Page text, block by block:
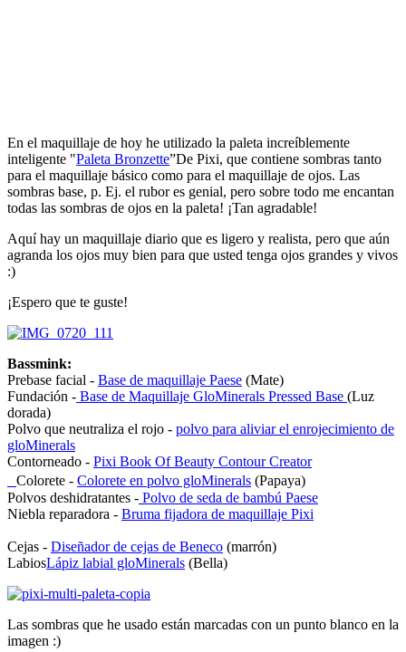
En el maquillaje de hoy he utilizado la paleta increíblemente
inteligente "Paleta Bronzette”De Pixi, que contiene sombras tanto
para el maquillaje básico como para el maquillaje de ojos. Las
sombras base, p. Ej. el rubor es genial, pero sobre todo me encantan
todas las sombras de ojos en la paleta! ¡Tan agradable!
Aquí hay un maquillaje diario que es ligero y realista, pero que aún
agranda los ojos muy bien para que usted tenga ojos grandes y vivos
:)
¡Espero que te guste!
Bassmink:
Prebase facial - Base de maquillaje Paese (Mate)
Fundación - Base de Maquillaje GloMinerals Pressed Base (Luz
dorada)
Polvo que neutraliza el rojo - polvo para aliviar el enrojecimiento de
gloMinerals
Contorneado - Pixi Book Of Beauty Contour Creator
Colorete - Colorete en polvo gloMinerals (Papaya)
Polvos deshidratantes - Polvo de seda de bambú Paese
Niebla reparadora - Bruma fijadora de maquillaje Pixi
Cejas - Diseñador de cejas de Beneco (marrón)
LabiosLápiz labial gloMinerals (Bella)
Las sombras que he usado están marcadas con un punto blanco en la
imagen :)